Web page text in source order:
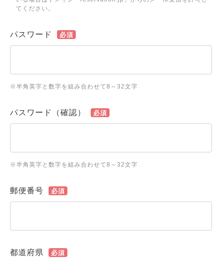
てください。
パスワード 必須
※半角英字と数字を組み合わせて8～32文字
パスワード（確認） 必須
※半角英字と数字を組み合わせて8～32文字
郵便番号 必須
都道府県 必須